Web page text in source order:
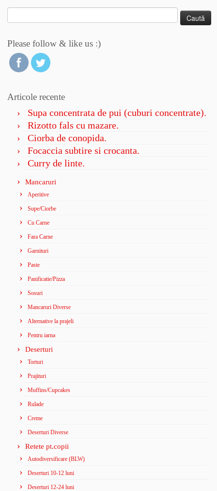
după:
Please follow & like us :)
Articole recente
Supa concentrata de pui (cuburi concentrate).
Rizotto fals cu mazare.
Ciorba de conopida.
Focaccia subtire si crocanta.
Curry de linte.
Mancaruri
Aperitive
Supe/Ciorbe
Cu Carne
Fara Carne
Garnituri
Paste
Panificatie/Pizza
Sosuri
Mancaruri Diverse
Alternative la prajeli
Pentru iarna
Deserturi
Torturi
Prajituri
Muffins/Cupcakes
Rulade
Creme
Deserturi Diverse
Retete pt.copii
Autodiversificare (BLW)
Deserturi 10-12 luni
Deserturi 12-24 luni